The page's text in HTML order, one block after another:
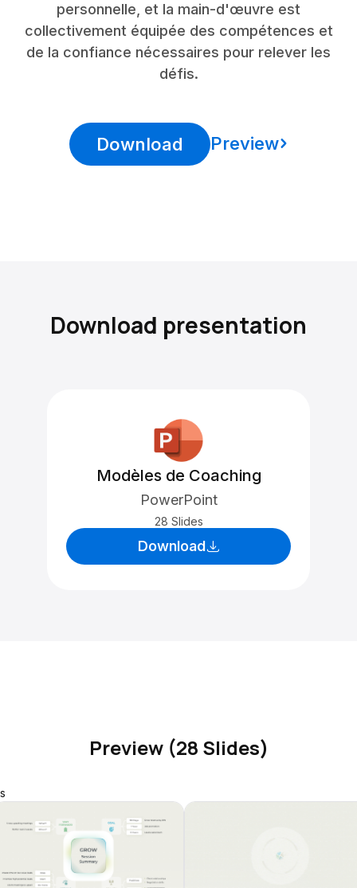
personnelle, et la main-d'œuvre est
collectivement équipée des compétences et
de la confiance nécessaires pour relever les
défis.
Download Preview
Download presentation
Modèles de Coaching
PowerPoint
28 Slides
Download
Preview (28 Slides)
s